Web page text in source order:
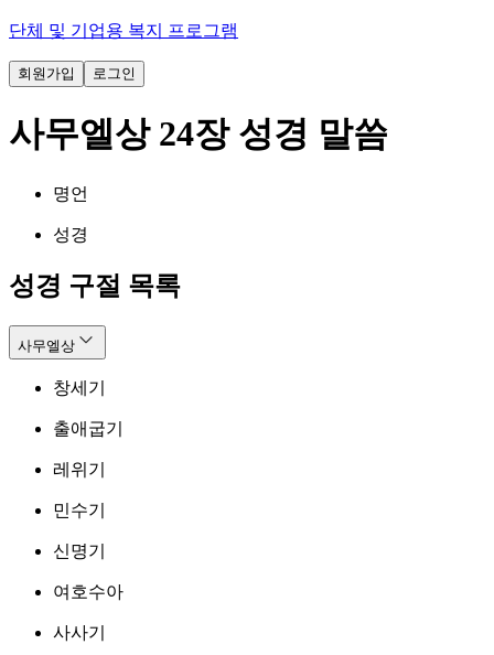
단체 및 기업용 복지 프로그램
회원가입 로그인
사무엘상 24장 성경 말씀
명언
성경
성경 구절 목록
사무엘상
창세기
출애굽기
레위기
민수기
신명기
여호수아
사사기